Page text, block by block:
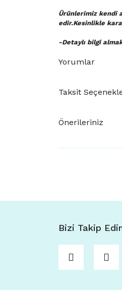
Ürünlerimiz kendi
edir.Kesinlikle
-Detaylı bilgi
Yorumlar
Taksit
Önerileriniz
Bizi Takip